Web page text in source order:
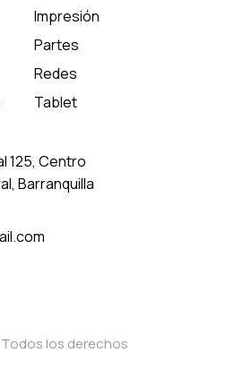
Impresión
Partes
Redes
Tablet
125, Centro
Barranquilla
los derechos